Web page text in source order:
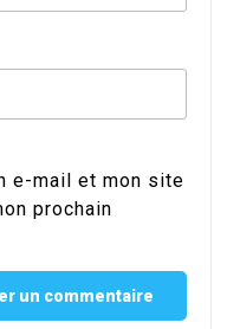
e-mail et mon site
prochain